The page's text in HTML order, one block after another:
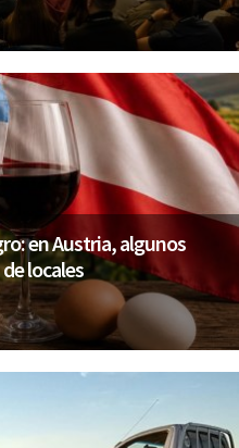
en Austria, algunos
locales